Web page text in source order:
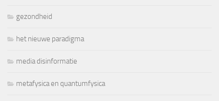
gezondheid
het nieuwe paradigma
media disinformatie
metafysica en quantumfysica